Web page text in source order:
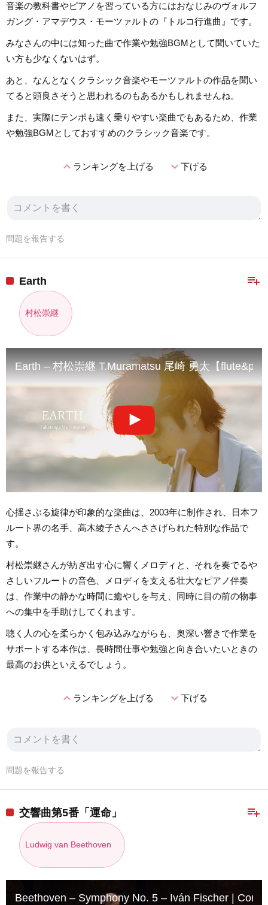
音楽の教科書やピアノを習っている方にはおなじみのヴォルフ
ガング・アマデウス・モーツァルトの『トルコ行進曲』です。
みなさんの中には知った曲で作業や勉強BGMとして聞いていた
い方も少なくないはず。
あと、なんとなくクラシック音楽やモーツァルトの作品を聞い
てると頭良さそうと思われるのもあるかもしれませんね。
また、実際にテンポも速く乗りやすい楽曲でもあるため、作業
や勉強BGMとしておすすめのクラシック音楽です。
expand_lessランキングを上げる expand_more下げる
問題を報告する
playlist_add
Earth
村松崇継
Earth – 村松崇継 T.Muramatsu 尾崎 勇太【
心揺さぶる旋律が印象的な楽曲は、2003年に制作され、日本フ
ルート界の名手、高木綾子さんへささげられた特別な作品で
す。
村松崇継さんが紡ぎ出す心に響くメロディと、それを奏でるや
さしいフルートの音色、メロディを支える壮大なピアノ伴奏
は、作業中の静かな時間に癒やしを与え、同時に目の前の物事
への集中を手助けしてくれます。
聴く人の心を柔らかく包み込みながらも、奥深い響きで作業を
サポートする本作は、長時間仕事や勉強と向き合いたいときの
最高のお供といえるでしょう。
expand_lessランキングを上げる expand_more下げる
問題を報告する
playlist_add
交響曲第5番「運命」
Ludwig van Beethoven
Beethoven – Symphony No. 5 – Iván Fischer |